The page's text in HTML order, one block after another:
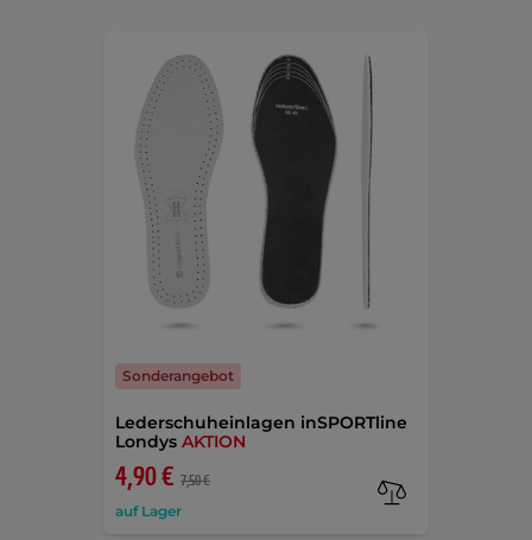
Lederschuheinlagen inSPORTline
LondysAKTION
4,90 € 7,50 €
auf Lager
Sonderangebot